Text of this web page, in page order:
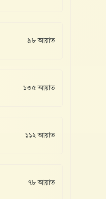
৯৮ আয়াত
১৩৫ আয়াত
১১২ আয়াত
৭৮ আয়াত